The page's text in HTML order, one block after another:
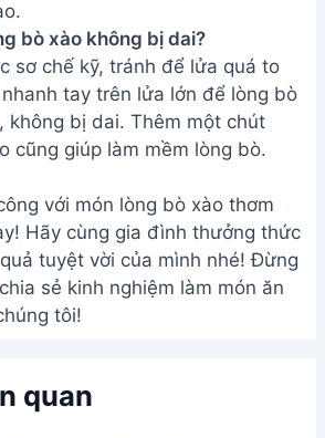
bò xào không bị dai?
sơ chế kỹ, tránh để lửa quá to
tay trên lửa lớn để lòng bò
không bị dai. Thêm một chút
cũng giúp làm mềm lòng bò.
với món lòng bò xào thơm
Hãy cùng gia đình thưởng thức
tuyệt vời của mình nhé! Đừng
sẻ kinh nghiệm làm món ăn
tôi!
quan